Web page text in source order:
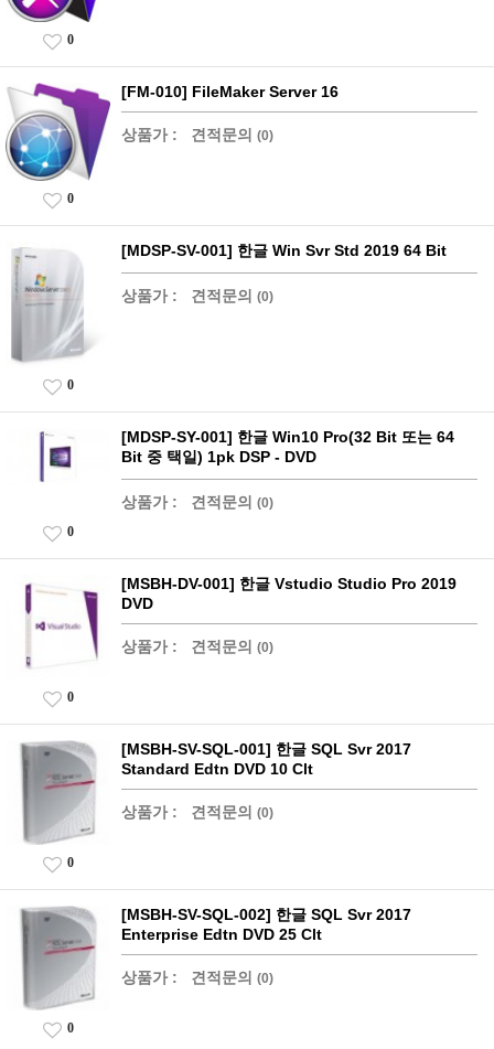
0
[FM-010] FileMaker Server 16
상품가 : 견적문의 (0)
0
[MDSP-SV-001] 한글 Win Svr Std 2019 64 Bit
상품가 : 견적문의 (0)
0
[MDSP-SY-001] 한글 Win10 Pro(32 Bit 또는 64
Bit 중 택일) 1pk DSP - DVD
상품가 : 견적문의 (0)
0
[MSBH-DV-001] 한글 Vstudio Studio Pro 2019
DVD
상품가 : 견적문의 (0)
0
[MSBH-SV-SQL-001] 한글 SQL Svr 2017
Standard Edtn DVD 10 Clt
상품가 : 견적문의 (0)
0
[MSBH-SV-SQL-002] 한글 SQL Svr 2017
Enterprise Edtn DVD 25 Clt
상품가 : 견적문의 (0)
0